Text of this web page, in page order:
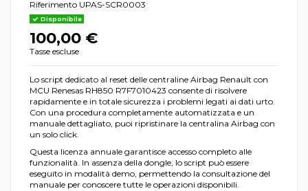
Riferimento UPAS-SCR0003
Disponibile
100,00 €
Tasse escluse
Lo script dedicato al reset delle centraline Airbag Renault con
MCU Renesas RH850 R7F7010423 consente di risolvere
rapidamente e in totale sicurezza i problemi legati ai dati urto.
Con una procedura completamente automatizzata e un
manuale dettagliato, puoi ripristinare la centralina Airbag con
un solo click.
Questa licenza annuale garantisce accesso completo alle
funzionalità. In assenza della dongle, lo script può essere
eseguito in modalità demo, permettendo la consultazione del
manuale per conoscere tutte le operazioni disponibili.